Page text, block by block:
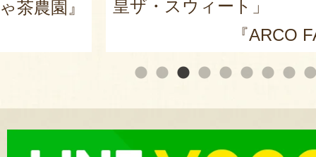
茶農園』
皇ザ・スウィート」
『ARCO